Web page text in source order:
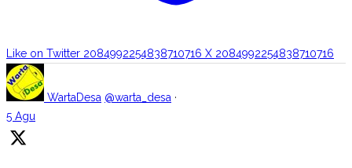
Like on Twitter 2084992254838710716 X 2084992254838710716
WartaDesa @warta_desa ·
5 Agu